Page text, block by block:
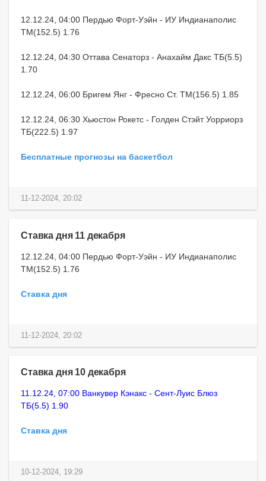
12.12.24, 04:00 Пердью Форт-Уэйн - ИУ Индианаполис
ТМ(152.5) 1.76
12.12.24, 04:30 Оттава Сенаторз - Анахайм Дакс ТБ(5.5)
1.70
12.12.24, 06:00 Бригем Янг - Фресно Ст. ТМ(156.5) 1.85
12.12.24, 06:30 Хьюстон Рокетс - Голден Стэйт Уорриорз
ТБ(222.5) 1.97
Бесплатные прогнозы на баскетбол
11-12-2024, 20:02
Ставка дня 11 декабря
12.12.24, 04:00 Пердью Форт-Уэйн - ИУ Индианаполис
ТМ(152.5) 1.76
Ставка дня
11-12-2024, 20:02
Ставка дня 10 декабря
11.12.24, 07:00 Ванкувер Кэнакс - Сент-Луис Блюз
ТБ(5.5) 1.90
Ставка дня
10-12-2024, 19:29